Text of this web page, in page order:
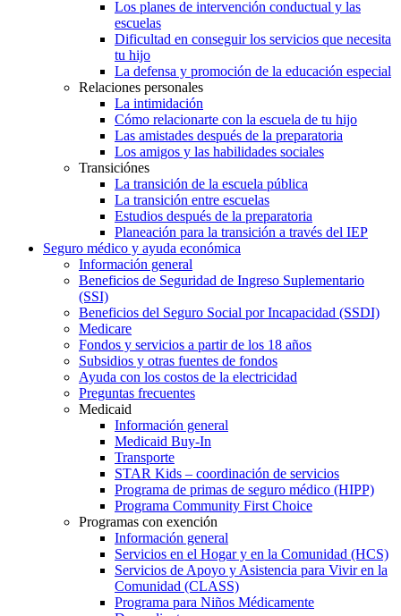
Los planes de intervención conductual y las
escuelas
Dificultad en conseguir los servicios que necesita
tu hijo
La defensa y promoción de la educación especial
Relaciones personales
La intimidación
Cómo relacionarte con la escuela de tu hijo
Las amistades después de la preparatoria
Los amigos y las habilidades sociales
Transiciónes
La transición de la escuela pública
La transición entre escuelas
Estudios después de la preparatoria
Planeación para la transición a través del IEP
Seguro médico y ayuda económica
Información general
Beneficios de Seguridad de Ingreso Suplementario
(SSI)
Beneficios del Seguro Social por Incapacidad (SSDI)
Medicare
Fondos y servicios a partir de los 18 años
Subsidios y otras fuentes de fondos
Ayuda con los costos de la electricidad
Preguntas frecuentes
Medicaid
Información general
Medicaid Buy-In
Transporte
STAR Kids – coordinación de servicios
Programa de primas de seguro médico (HIPP)
Programa Community First Choice
Programas con exención
Información general
Servicios en el Hogar y en la Comunidad (HCS)
Servicios de Apoyo y Asistencia para Vivir en la
Comunidad (CLASS)
Programa para Niños Médicamente